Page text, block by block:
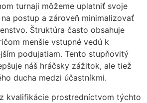
turnaji môžeme uplatniť svoje
postup a zároveň minimalizovať
Štruktúra často obsahuje
menšie vstupné vedú k
podujatiam. Tento stupňovitý
náš hráčsky zážitok, ale tiež
ducha medzi účastníkmi.
kvalifikácie prostredníctvom týchto